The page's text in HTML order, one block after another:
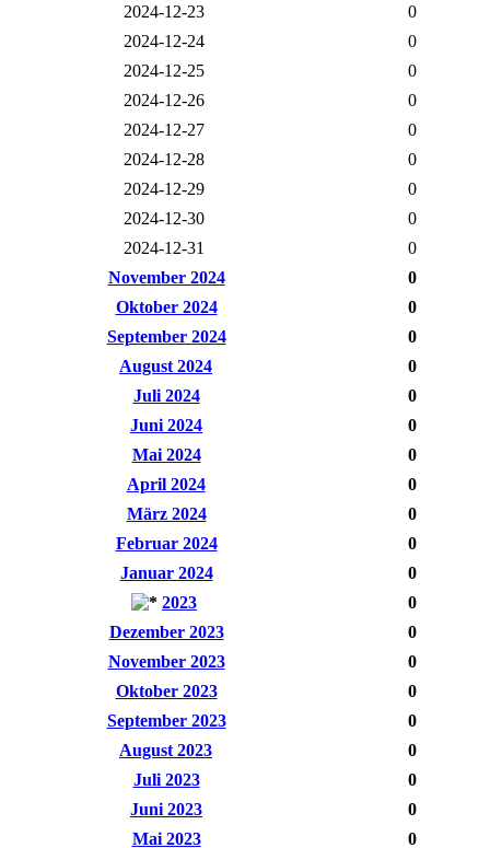
2024-12-23
0
2024-12-24
0
2024-12-25
0
2024-12-26
0
2024-12-27
0
2024-12-28
0
2024-12-29
0
2024-12-30
0
2024-12-31
0
November 2024
0
Oktober 2024
0
September 2024
0
August 2024
0
Juli 2024
0
Juni 2024
0
Mai 2024
0
April 2024
0
März 2024
0
Februar 2024
0
Januar 2024
0
2023
0
Dezember 2023
0
November 2023
0
Oktober 2023
0
September 2023
0
August 2023
0
Juli 2023
0
Juni 2023
0
Mai 2023
0